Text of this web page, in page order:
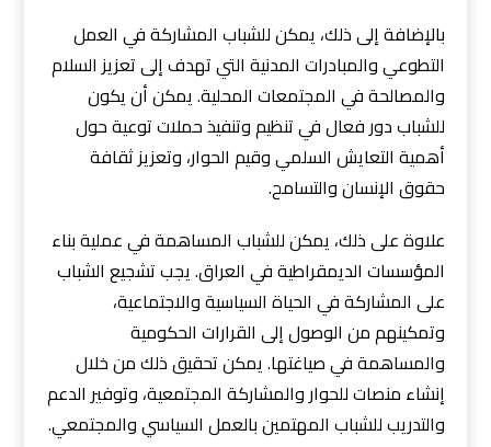
بالإضافة إلى ذلك، يمكن للشباب المشاركة في العمل
التطوعي والمبادرات المدنية التي تهدف إلى تعزيز السلام
والمصالحة في المجتمعات المحلية. يمكن أن يكون
للشباب دور فعال في تنظيم وتنفيذ حملات توعية حول
أهمية التعايش السلمي وقيم الحوار، وتعزيز ثقافة
حقوق الإنسان والتسامح.
علاوة على ذلك، يمكن للشباب المساهمة في عملية بناء
المؤسسات الديمقراطية في العراق. يجب تشجيع الشباب
على المشاركة في الحياة السياسية والاجتماعية،
وتمكينهم من الوصول إلى القرارات الحكومية
والمساهمة في صياغتها. يمكن تحقيق ذلك من خلال
إنشاء منصات للحوار والمشاركة المجتمعية، وتوفير الدعم
والتدريب للشباب المهتمين بالعمل السياسي والمجتمعي.